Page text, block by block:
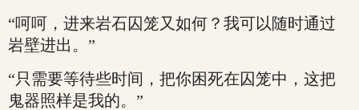
“呵呵，进来岩石囚笼又如何？我可以随时通过
岩壁进出。”
“只需要等待些时间，把你困死在囚笼中，这把
鬼器照样是我的。”